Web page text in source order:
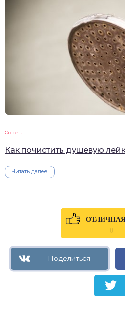
Советы
Как почистить душевую
Читать далее
ОТЛИЧНАЯ
0